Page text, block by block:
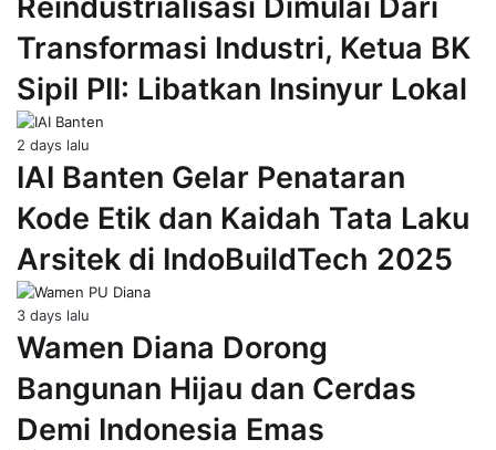
Reindustrialisasi Dimulai Dari
Transformasi Industri, Ketua BK
Sipil PII: Libatkan Insinyur Lokal
2 days lalu
IAI Banten Gelar Penataran
Kode Etik dan Kaidah Tata Laku
Arsitek di IndoBuildTech 2025
3 days lalu
Wamen Diana Dorong
Bangunan Hijau dan Cerdas
Demi Indonesia Emas